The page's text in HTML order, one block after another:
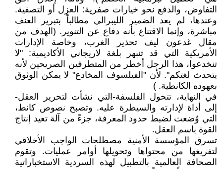
التفاوض، والدفع نحو خيارات صفرية: العزل أو التصفية.
وعندها، لم يعد الضمير الليبرالي مطالباً بتبرير العنف
مباشرة، وإنما الاقتناع بأنه دفاع عن التنوير. (الهدف من
مقال غدعون ليف تحذير الغرب، وخاصة الإدارات
الأمريكية التي قد تنبهر بلغة لاريجاني الأكاديمية: "لا
تنخدعوا، هذا الرجل أخطر من المتطرفين الصريحين لأنه
يتحدث لغتكم". لأن "الفيلسوف المخادع" لا يمكن الوثوق
بعهوده الكانطية. )
في النهاية، تتحول الفلسفة-التي نشأت لتحرير العقل-
إلى أداة لإدارته والسيطرة عليه. وتصبح نصوص كانط،
التي وُضعت لضبط حدود المعرفة، جزءً من آلة تعيد إنتاج
القوة باسم العقل.
تسرق المؤسسة الأمنية مصطلحات الواجب الأخلاقي
لتفريغها من محتواها وتحويلها أوامر عمليات. وتقوم
الصحافة العالمية بالتطبيل لهذه السردية الاستخباراتية